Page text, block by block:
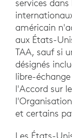
services
américain
aux États-
TAA, sauf si
désignés
libre-
l'Accord sur
et certains